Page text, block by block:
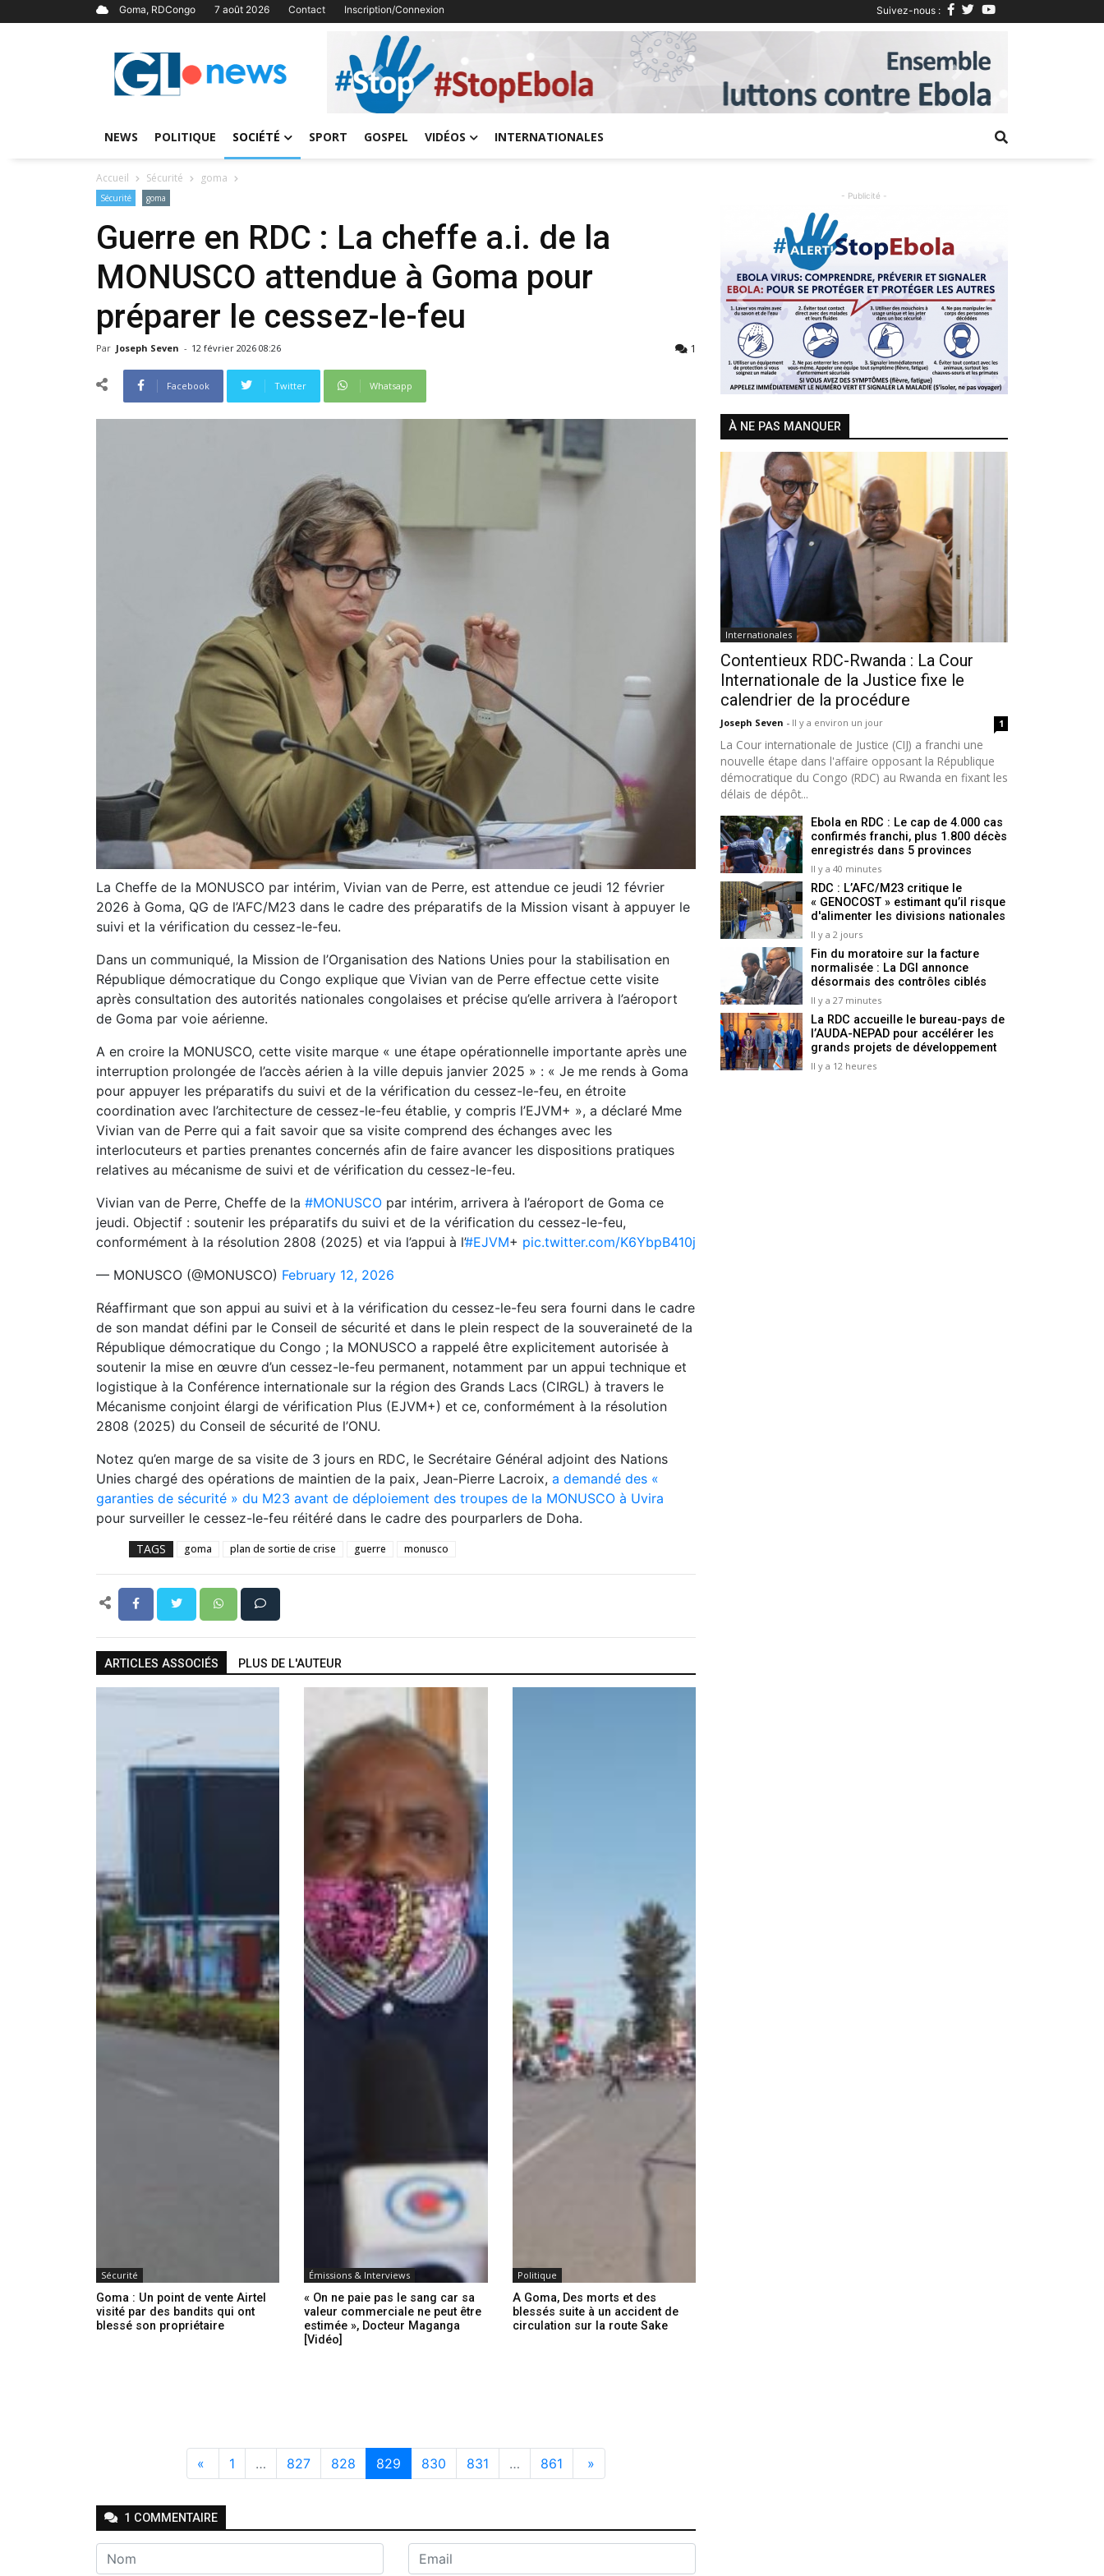
Goma, RDCongo 7 août 2026 Contact Inscription/Connexion Suivez-nous :
Previous Next
NEWS POLITIQUE SOCIÉTÉ SPORT GOSPEL VIDÉOS INTERNATIONALES
Accueil Sécurité goma
Sécurité goma
Guerre en RDC : La cheffe a.i. de la
MONUSCO attendue à Goma pour
préparer le cessez-le-feu
Par Joseph Seven - 12 février 2026 08:26 1
Facebook Twitter Whatsapp
La Cheffe de la MONUSCO par intérim, Vivian van de Perre, est attendue ce jeudi 12 février
2026 à Goma, QG de l’AFC/M23 dans le cadre des préparatifs de la Mission visant à appuyer le
suivi et la vérification du cessez-le-feu.
Dans un communiqué, la Mission de l’Organisation des Nations Unies pour la stabilisation en
République démocratique du Congo explique que Vivian van de Perre effectue cette visite
après consultation des autorités nationales congolaises et précise qu’elle arrivera à l’aéroport
de Goma par voie aérienne.
A en croire la MONUSCO, cette visite marque « une étape opérationnelle importante après une
interruption prolongée de l’accès aérien à la ville depuis janvier 2025 » : « Je me rends à Goma
pour appuyer les préparatifs du suivi et de la vérification du cessez-le-feu, en étroite
coordination avec l’architecture de cessez-le-feu établie, y compris l’EJVM+ », a déclaré Mme
Vivian van de Perre qui a fait savoir que sa visite comprend des échanges avec les
interlocuteurs et parties prenantes concernés afin de faire avancer les dispositions pratiques
relatives au mécanisme de suivi et de vérification du cessez-le-feu.
Vivian van de Perre, Cheffe de la #MONUSCO par intérim, arrivera à l’aéroport de Goma ce
jeudi. Objectif : soutenir les préparatifs du suivi et de la vérification du cessez-le-feu,
conformément à la résolution 2808 (2025) et via l’appui à l’#EJVM+ pic.twitter.com/K6YbpB410j
— MONUSCO (@MONUSCO) February 12, 2026
Réaffirmant que son appui au suivi et à la vérification du cessez-le-feu sera fourni dans le cadre
de son mandat défini par le Conseil de sécurité et dans le plein respect de la souveraineté de la
République démocratique du Congo ; la MONUSCO a rappelé être explicitement autorisée à
soutenir la mise en œuvre d’un cessez-le-feu permanent, notamment par un appui technique et
logistique à la Conférence internationale sur la région des Grands Lacs (CIRGL) à travers le
Mécanisme conjoint élargi de vérification Plus (EJVM+) et ce, conformément à la résolution
2808 (2025) du Conseil de sécurité de l’ONU.
Notez qu’en marge de sa visite de 3 jours en RDC, le Secrétaire Général adjoint des Nations
Unies chargé des opérations de maintien de la paix, Jean-Pierre Lacroix, a demandé des «
garanties de sécurité » du M23 avant de déploiement des troupes de la MONUSCO à Uvira
pour surveiller le cessez-le-feu réitéré dans le cadre des pourparlers de Doha.
TAGS goma plan de sortie de crise guerre monusco
ARTICLES ASSOCIÉS PLUS DE L'AUTEUR
Sécurité
Goma : Un point de vente Airtel
visité par des bandits qui ont
blessé son propriétaire
Émissions & Interviews
« On ne paie pas le sang car sa
valeur commerciale ne peut être
estimée », Docteur Maganga
[Vidéo]
Politique
A Goma, Des morts et des
blessés suite à un accident de
circulation sur la route Sake
« 1 … 827 828 829 830 831 … 861 »
1 COMMENTAIRE
- Publicité -
Previous Next
À NE PAS MANQUER
Internationales
Contentieux RDC-Rwanda : La Cour
Internationale de la Justice fixe le
calendrier de la procédure
Joseph Seven - Il y a environ un jour 1
La Cour internationale de Justice (CIJ) a franchi une
nouvelle étape dans l'affaire opposant la République
démocratique du Congo (RDC) au Rwanda en fixant les
délais de dépôt...
Ebola en RDC : Le cap de 4.000 cas
confirmés franchi, plus 1.800 décès
enregistrés dans 5 provinces
Il y a 40 minutes
RDC : L’AFC/M23 critique le
« GENOCOST » estimant qu’il risque
d'alimenter les divisions nationales
Il y a 2 jours
Fin du moratoire sur la facture
normalisée : La DGI annonce
désormais des contrôles ciblés
Il y a 27 minutes
La RDC accueille le bureau-pays de
l’AUDA-NEPAD pour accélérer les
grands projets de développement
Il y a 12 heures